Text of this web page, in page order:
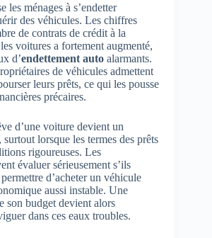
les ménages à s’endetter
des véhicules. Les chiffres
de contrats de crédit à la
voitures a fortement augmenté,
d’endettement auto alarmants.
de véhicules admettent
leurs prêts, ce qui les pousse
précaires.
d’une voiture devient un
lorsque les termes des prêts
rigoureuses. Les
évaluer sérieusement s’ils
d’acheter un véhicule
aussi instable. Une
son budget devient alors
dans ces eaux troubles.